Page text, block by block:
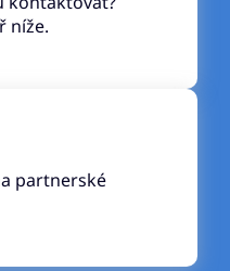
níže.
partnerské